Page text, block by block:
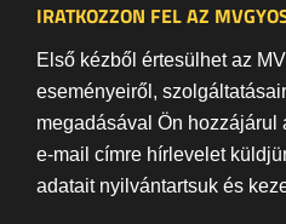
IRATKOZZON FEL AZ
Első kézből értesülhet az
eseményeiről,
megadásával Ön hozzájárul
e-mail címre hírlevelet
adatait nyilvántartsuk és